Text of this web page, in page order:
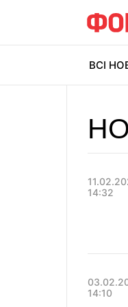
ВСІ
14:32
14:10